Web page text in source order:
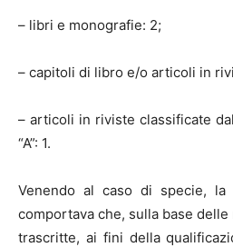
– libri e monografie: 2;
– capitoli di libro e/o articoli in
– articoli in riviste classificate
“A”: 1.
Venendo al caso di specie, la
comportava che, sulla base
trascritte, ai fini della